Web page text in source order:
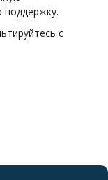
поддержку.
с